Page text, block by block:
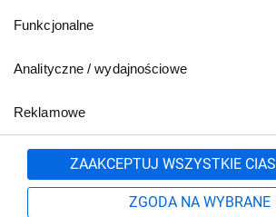
Funkcjonalne
Analityczne / wydajnościowe
Reklamowe
ZAAKCEPTUJ WSZYSTKIE
ZGODA NA WYBRANE
801 500 700 lub
71 37
Formularz kontaktowy